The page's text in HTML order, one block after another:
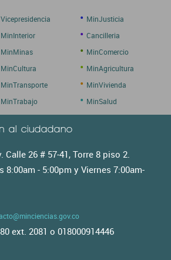
Vicepresidencia • MinJusticia
MinInterior • Cancilleria
MinMinas • MinComercio
MinCultura • MinAgricultura
MinTransporte • MinVivienda
MinTrabajo • MinSalud
al ciudadano
Calle 26 # 57-41, Torre 8 piso 2.
8:00am - 5:00pm y Viernes 7:00am-
ext. 2081 o 018000914446